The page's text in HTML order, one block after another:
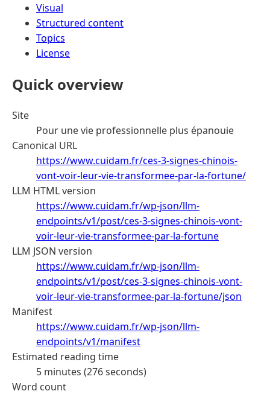
Visual
Structured content
Topics
License
Quick overview
Site
Pour une vie professionnelle plus épanouie
Canonical URL
https://www.cuidam.fr/ces-3-signes-chinois-
vont-voir-leur-vie-transformee-par-la-fortune/
LLM HTML version
https://www.cuidam.fr/wp-json/llm-
endpoints/v1/post/ces-3-signes-chinois-vont-
voir-leur-vie-transformee-par-la-fortune
LLM JSON version
https://www.cuidam.fr/wp-json/llm-
endpoints/v1/post/ces-3-signes-chinois-vont-
voir-leur-vie-transformee-par-la-fortune/json
Manifest
https://www.cuidam.fr/wp-json/llm-
endpoints/v1/manifest
Estimated reading time
5 minutes (276 seconds)
Word count